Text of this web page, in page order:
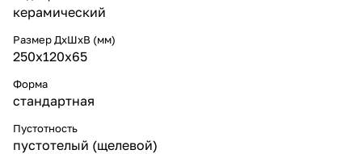
керамический
Размер ДхШхВ (мм)
250х120х65
Форма
стандартная
Пустотность
пустотелый (щелевой)